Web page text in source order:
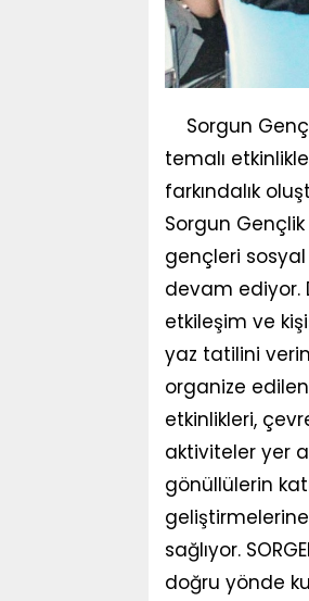
Sorgun
temalı
farkındalık
Sorgun
gençleri
devam ediyor.
etkileşim ve
yaz tatilini
organize
etkinlikleri,
aktiviteler yer
gönüllülerin
sağlıyor.
doğru yönde